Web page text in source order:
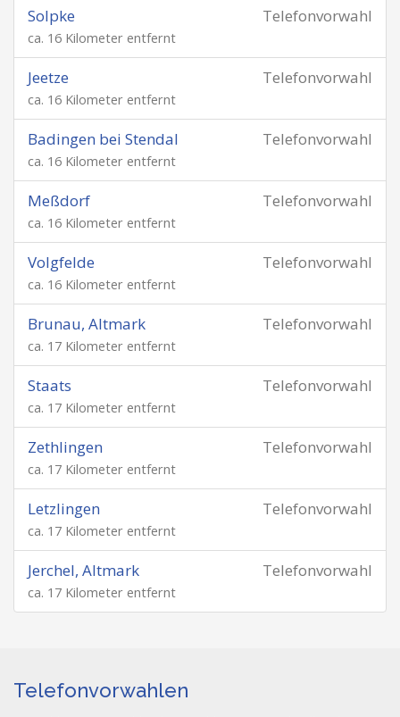
Telefonvorwahl
Solpke
ca. 16 Kilometer entfernt
Telefonvorwahl
Jeetze
ca. 16 Kilometer entfernt
Telefonvorwahl
Badingen bei Stendal
ca. 16 Kilometer entfernt
Telefonvorwahl
Meßdorf
ca. 16 Kilometer entfernt
Telefonvorwahl
Volgfelde
ca. 16 Kilometer entfernt
Telefonvorwahl
Brunau, Altmark
ca. 17 Kilometer entfernt
Telefonvorwahl
Staats
ca. 17 Kilometer entfernt
Telefonvorwahl
Zethlingen
ca. 17 Kilometer entfernt
Telefonvorwahl
Letzlingen
ca. 17 Kilometer entfernt
Telefonvorwahl
Jerchel, Altmark
ca. 17 Kilometer entfernt
Telefonvorwahlen